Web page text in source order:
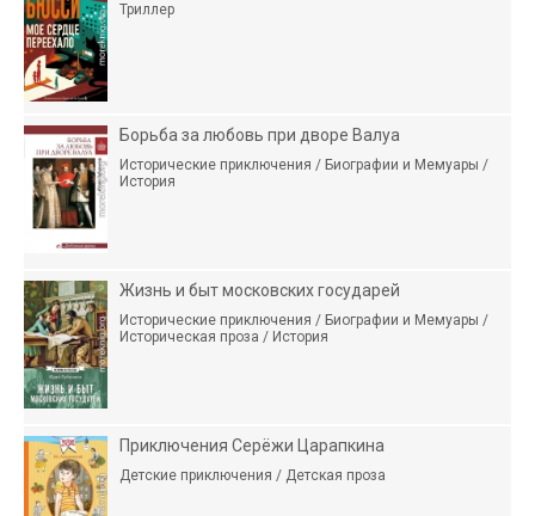
Триллер
Борьба за любовь при дворе Валуа
Исторические приключения / Биографии и Мемуары /
История
Жизнь и быт московских государей
Исторические приключения / Биографии и Мемуары /
Историческая проза / История
Приключения Серёжи Царапкина
Детские приключения / Детская проза